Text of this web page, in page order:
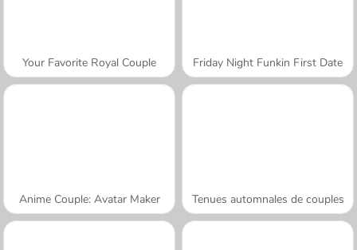
Your Favorite Royal Couple Friday Night Funkin First Date
Anime Couple: Avatar Maker Tenues automnales de couples